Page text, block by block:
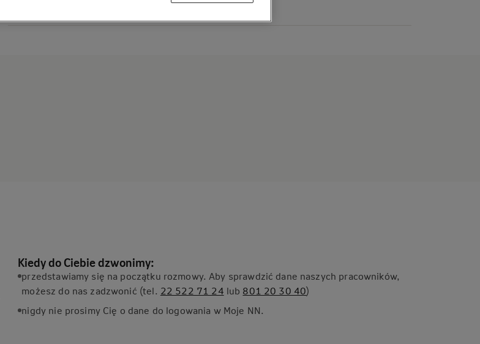
Kiedy do Ciebie dzwonimy:
przedstawiamy się na początku rozmowy. Aby sprawdzić dane naszych pracowników,
możesz do nas zadzwonić (tel. 22 522 71 24 lub 801 20 30 40)
nigdy nie prosimy Cię o dane do logowania w Moje NN.